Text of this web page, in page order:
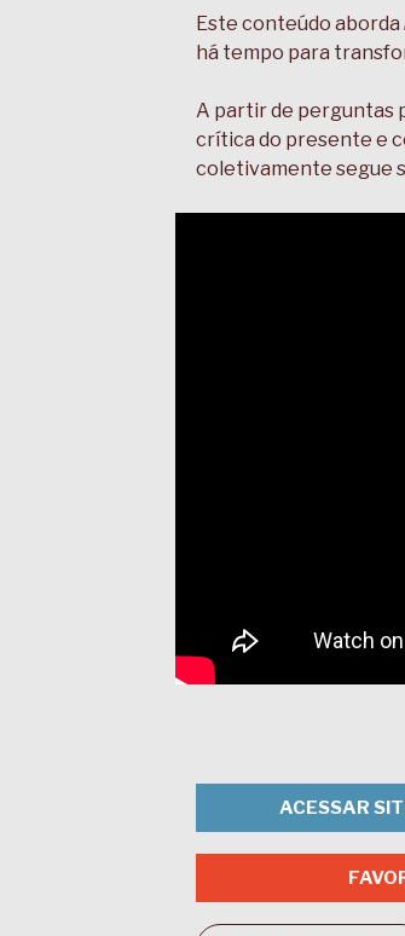
Este conteúdo aborda
há tempo para
A partir de perguntas
crítica do presente e
coletivamente segue
ACESSAR